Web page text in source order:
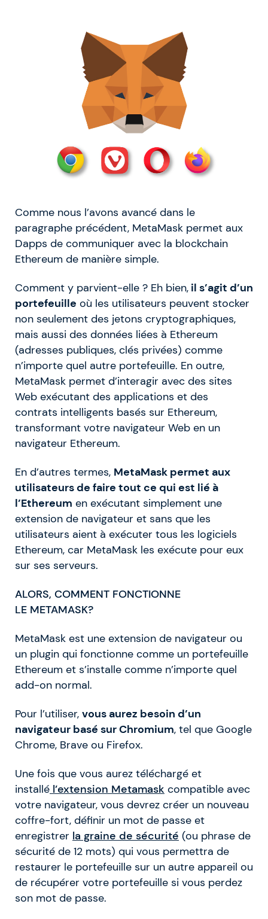
Comme nous l’avons avancé dans le
paragraphe précédent, MetaMask permet aux
Dapps de communiquer avec la blockchain
Ethereum de manière simple.
Comment y parvient-elle ? Eh bien, il s’agit d’un
portefeuille où les utilisateurs peuvent stocker
non seulement des jetons cryptographiques,
mais aussi des données liées à Ethereum
(adresses publiques, clés privées) comme
n’importe quel autre portefeuille. En outre,
MetaMask permet d’interagir avec des sites
Web exécutant des applications et des
contrats intelligents basés sur Ethereum,
transformant votre navigateur Web en un
navigateur Ethereum.
En d’autres termes, MetaMask permet aux
utilisateurs de faire tout ce qui est lié à
l’Ethereum en exécutant simplement une
extension de navigateur et sans que les
utilisateurs aient à exécuter tous les logiciels
Ethereum, car MetaMask les exécute pour eux
sur ses serveurs.
ALORS, COMMENT FONCTIONNE
LE METAMASK?
MetaMask est une extension de navigateur ou
un plugin qui fonctionne comme un portefeuille
Ethereum et s’installe comme n’importe quel
add-on normal.
Pour l’utiliser, vous aurez besoin d’un
navigateur basé sur Chromium, tel que Google
Chrome, Brave ou Firefox.
Une fois que vous aurez téléchargé et
installé l’extension Metamask compatible avec
votre navigateur, vous devrez créer un nouveau
coffre-fort, définir un mot de passe et
enregistrer la graine de sécurité (ou phrase de
sécurité de 12 mots) qui vous permettra de
restaurer le portefeuille sur un autre appareil ou
de récupérer votre portefeuille si vous perdez
son mot de passe.